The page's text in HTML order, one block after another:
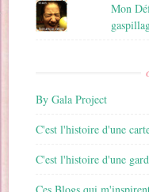
Mon
By Gala Project
C'est l'histoire d'une
C'est l'histoire d'une